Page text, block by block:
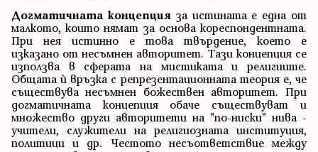
Догматичната концепцияза истината е една от
малкото, които нямат за основа кореспондентната.
При нея истинно е това твърдение, което е
изказано от несъмнен авторитет. Тази концепция се
използва в сферата на мистиката и религиите.
Общата ѝ връзка с репрезентационната теория е, че
съществува несъмнен божествен авторитет. При
догматичната концепция обаче съществуват и
множество други авторитети на "по-ниски" нива -
учители, служители на религиозната институция,
политици и др. Честото несъответствие между